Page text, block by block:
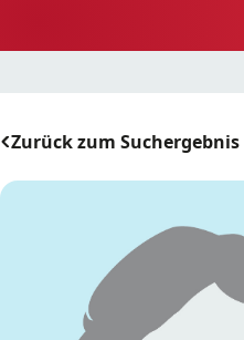
Zurück zum Suchergebnis